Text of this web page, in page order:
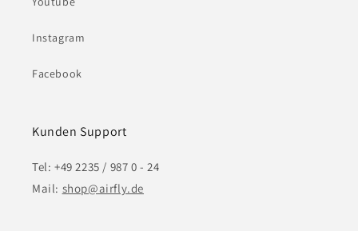
Instagram
Facebook
Kunden Support
Tel: +49 2235 / 987 0 - 24
Mail: shop@airfly.de